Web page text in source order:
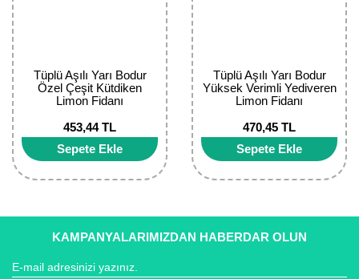
Tüplü Aşılı Yarı Bodur
Özel Çeşit Kütdiken
Limon Fidanı
453,44 TL
Sepete Ekle
Tüplü Aşılı Yarı Bodur
Yüksek Verimli Yediveren
Limon Fidanı
470,45 TL
Sepete Ekle
KAMPANYALARIMIZDAN HABERDAR OLUN